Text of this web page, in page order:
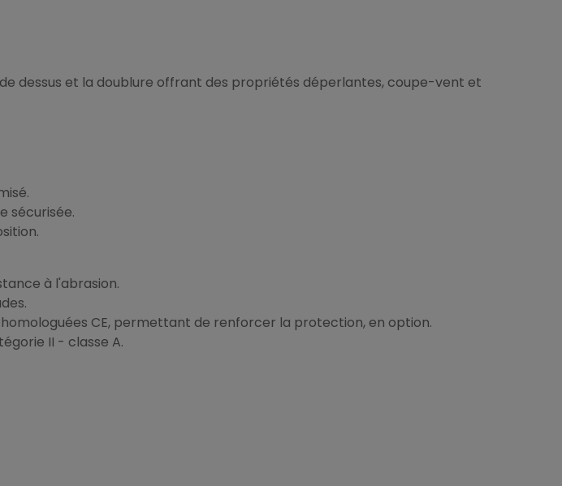
dessus et la doublure offrant des propriétés déperlantes, coupe-vent et
sécurisée.
à l'abrasion.
CE, permettant de renforcer la protection, en option.
II - classe A.